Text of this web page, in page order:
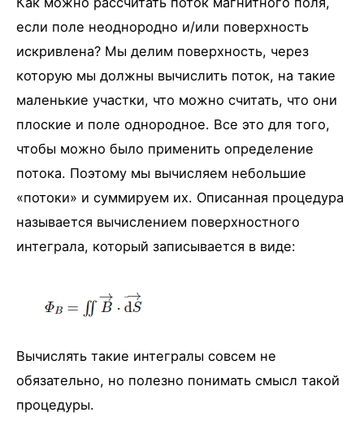
если поле неоднородно и/или поверхность
искривлена? Мы делим поверхность, через
которую мы должны вычислить поток, на такие
маленькие участки, что можно считать, что они
плоские и поле однородное. Все это для того,
чтобы можно было применить определение
потока. Поэтому мы вычисляем небольшие
«потоки» и суммируем их. Описанная процедура
называется вычислением поверхностного
интеграла, который записывается в виде:
Вычислять такие интегралы совсем не
обязательно, но полезно понимать смысл такой
процедуры.